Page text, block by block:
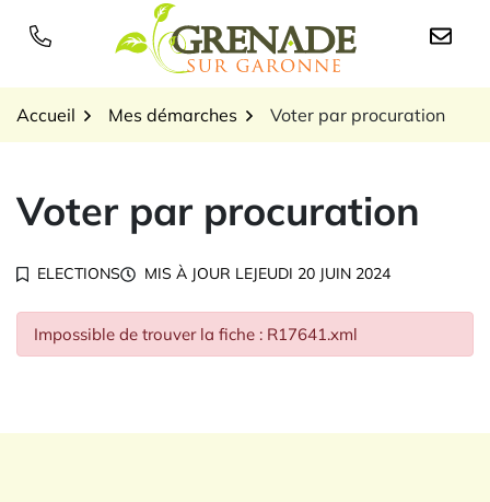
Logo Grenade sur
Accueil Mes démarches Voter par procuration
Voter par procuration
ELECTIONS MIS À JOUR LEJEUDI 20 JUIN 2024
Impossible de trouver la fiche : R17641.xml